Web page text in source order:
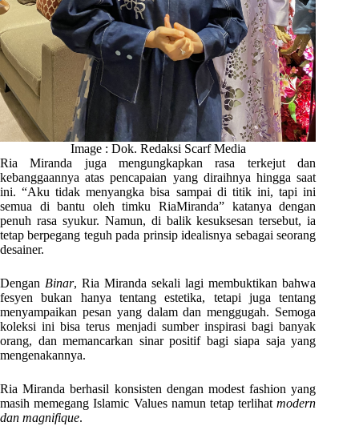
Image : Dok. Redaksi Scarf Media
Ria Miranda juga mengungkapkan rasa terkejut dan
kebanggaannya atas pencapaian yang diraihnya hingga saat
ini. “Aku tidak menyangka bisa sampai di titik ini, tapi ini
semua di bantu oleh timku RiaMiranda” katanya dengan
penuh rasa syukur. Namun, di balik kesuksesan tersebut, ia
tetap berpegang teguh pada prinsip idealisnya sebagai seorang
desainer.
Dengan Binar, Ria Miranda sekali lagi membuktikan bahwa
fesyen bukan hanya tentang estetika, tetapi juga tentang
menyampaikan pesan yang dalam dan menggugah. Semoga
koleksi ini bisa terus menjadi sumber inspirasi bagi banyak
orang, dan memancarkan sinar positif bagi siapa saja yang
mengenakannya.
Ria Miranda berhasil konsisten dengan modest fashion yang
masih memegang Islamic Values namun tetap terlihatmodern
dan magnifique.